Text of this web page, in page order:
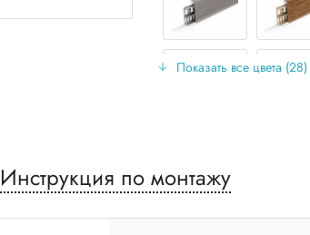
Показать все цвета (28)
Инструкция по монтажу